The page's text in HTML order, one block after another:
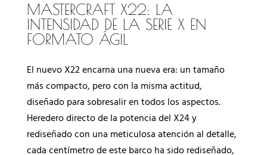
MASTERCRAFT X22: LA
INTENSIDAD DE LA SERIE X EN
FORMATO ÁGIL
El nuevo X22 encarna una nueva era: un tamaño
más compacto, pero con la misma actitud,
diseñado para sobresalir en todos los aspectos.
Heredero directo de la potencia del X24 y
rediseñado con una meticulosa atención al detalle,
cada centímetro de este barco ha sido rediseñado,